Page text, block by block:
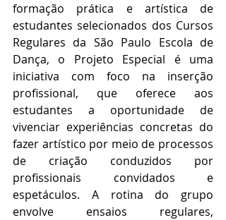
formação prática e artística de
estudantes selecionados dos Cursos
Regulares da São Paulo Escola de
Dança, o Projeto Especial é uma
iniciativa com foco na inserção
profissional, que oferece aos
estudantes a oportunidade de
vivenciar experiências concretas do
fazer artístico por meio de processos
de criação conduzidos por
profissionais convidados e
espetáculos. A rotina do grupo
envolve ensaios regulares,